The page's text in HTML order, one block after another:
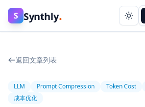
S Synthly.
返回文章列表
LLM Prompt Compression Token Cost
成本优化